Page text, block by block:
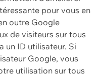
pour vous en
outre Google
de visiteurs sur tous
un ID utilisateur. Si
Google, vous
utilisation sur tous